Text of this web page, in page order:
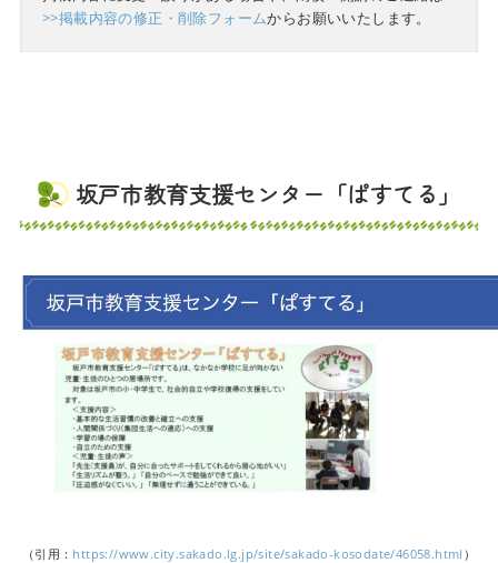
>>掲載内容の修正・削除フォームからお願いいたします。
坂戸市教育支援センター「ぱすてる」
（引用： https://www.city.sakado.lg.jp/site/sakado-kosodate/46058.html ）